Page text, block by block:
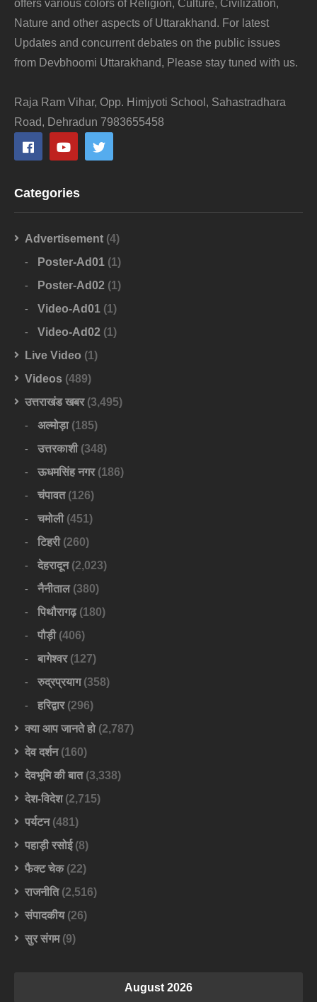
offers various colors of Religion, Culture, Civilization,
Nature and other aspects of Uttarakhand. For latest
Updates and concurrent debates on the public issues
from Devbhoomi Uttarakhand, Please stay tuned with us.
Raja Ram Vihar, Opp. Himjyoti School, Sahastradhara
Road, Dehradun 7983655458
Categories
Advertisement (4)
Poster-Ad01 (1)
Poster-Ad02 (1)
Video-Ad01 (1)
Video-Ad02 (1)
Live Video (1)
Videos (489)
उत्तराखंड खबर(3,495)
अल्मोड़ा(185)
उत्तरकाशी(348)
ऊधमसिंह नगर(186)
चंपावत(126)
चमोली(451)
टिहरी(260)
देहरादून(2,023)
नैनीताल(380)
पिथौरागढ़(180)
पौड़ी(406)
बागेश्वर(127)
रुद्रप्रयाग(358)
हरिद्वार(296)
क्या आप जानते हो(2,787)
देव दर्शन(160)
देवभूमि की बात(3,338)
देश-विदेश(2,715)
पर्यटन(481)
पहाड़ी रसोई(8)
फैक्ट चेक(22)
राजनीति(2,516)
संपादकीय(26)
सुर संगम(9)
August 2026